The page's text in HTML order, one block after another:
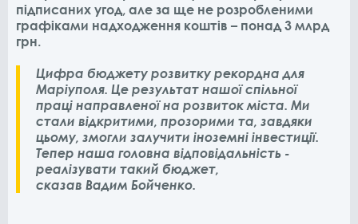
підписаних угод, але за ще не розробленими
графіками надходження коштів – понад 3 млрд
грн.
Цифра бюджету розвитку рекордна для
Маріуполя. Це результат нашої спільної
праці направленої на розвиток міста. Ми
стали відкритими, прозорими та, завдяки
цьому, змогли залучити іноземні інвестиції.
Тепер наша головна відповідальність -
реалізувати такий бюджет,
сказав Вадим Бойченко.